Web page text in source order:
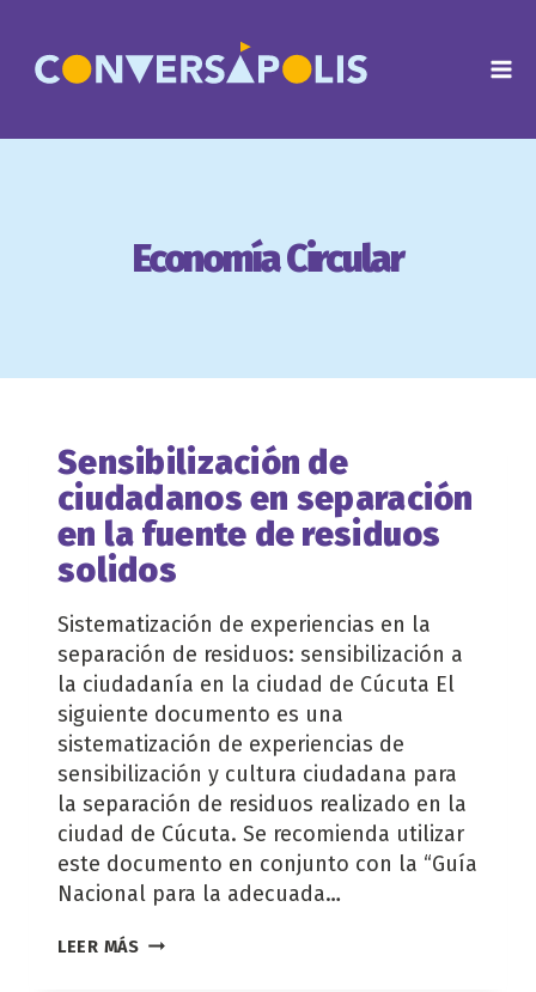
contenido
Economía Circular
Sensibilización de
ciudadanos en separación
en la fuente de residuos
solidos
Sistematización de experiencias en la
separación de residuos: sensibilización a
la ciudadanía en la ciudad de Cúcuta El
siguiente documento es una
sistematización de experiencias de
sensibilización y cultura ciudadana para
la separación de residuos realizado en la
ciudad de Cúcuta. Se recomienda utilizar
este documento en conjunto con la “Guía
Nacional para la adecuada…
LEER MÁS SENSIBILIZACIÓN